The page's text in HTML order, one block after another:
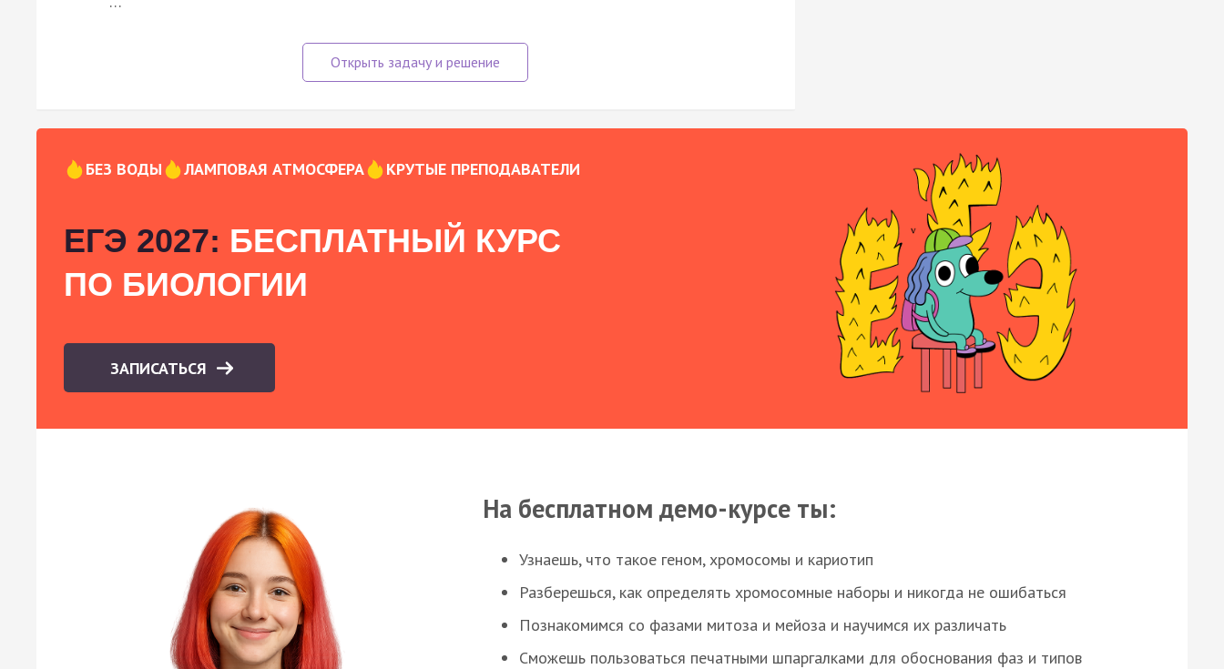
БЕЗ ВОДЫ ЛАМПОВАЯ АТМОСФЕРА КРУТЫЕ ПРЕПОДАВАТЕЛИ
ЕГЭ 2027: БЕСПЛАТНЫЙ КУРС
ПО БИОЛОГИИ
ЗАПИСАТЬСЯ
На бесплатном демо-курсе ты:
Узнаешь, что такое геном, хромосомы и кариотип
Разберешься, как определять хромосомные наборы и никогда не ошибаться
Познакомимся со фазами митоза и мейоза и научимся их различать
Сможешь пользоваться печатными шпаргалками для обоснования фаз и типов